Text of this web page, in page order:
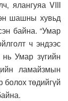
ялангуяа VIII
шашны хувьд
байна. “Умар
ч эндээс
нь Умар зүгийн
ламайзмын
төдийгүй